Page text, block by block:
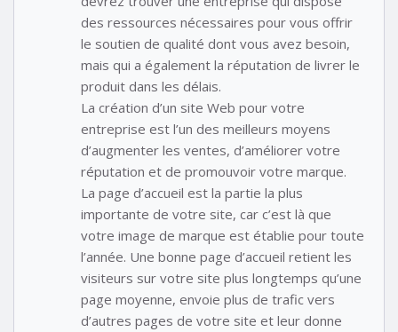
des ressources nécessaires pour vous offrir
le soutien de qualité dont vous avez besoin,
mais qui a également la réputation de livrer le
produit dans les délais.
La création d’un site Web pour votre
entreprise est l’un des meilleurs moyens
d’augmenter les ventes, d’améliorer votre
réputation et de promouvoir votre marque.
La page d’accueil est la partie la plus
importante de votre site, car c’est là que
votre image de marque est établie pour toute
l’année. Une bonne page d’accueil retient les
visiteurs sur votre site plus longtemps qu’une
page moyenne, envoie plus de trafic vers
d’autres pages de votre site et leur donne